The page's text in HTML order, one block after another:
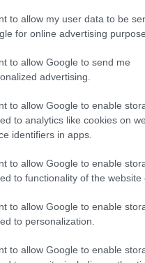
to allow my user data to be
for online advertising
to allow Google to send me
advertising.
to allow Google to enable
to analytics like cookies on
identifiers in apps.
to allow Google to enable
to functionality of the website
to allow Google to enable
to personalization.
to allow Google to enable
váratlan dolog történt.
énekes mondott
a zenekar új